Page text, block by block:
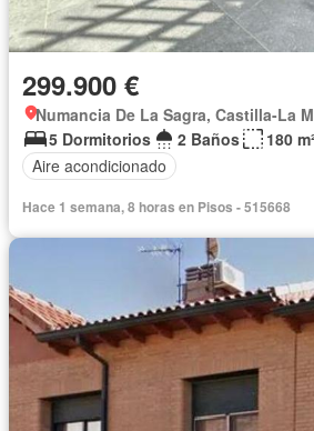
299.900 €
Numancia De La Sagra, Castilla-La
5 Dormitorios
2 Baños
180
Aire acondicionado
Hace 1 semana, 8 horas en Pisos - 515668